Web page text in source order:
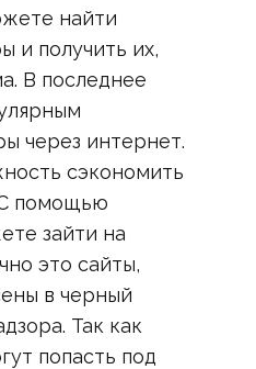
найти
и получить их,
В последнее
через интернет.
сэкономить
помощью
зайти на
это сайты,
в черный
Так как
попасть под